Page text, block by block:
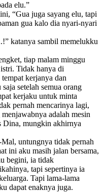
elu.”
“Gua juga sayang elu, tapi
gua kalo dia nyari-nyari
katanya sambil memelukku
tiap malam minggu
Tidak hanya di
kerjanya dan
setelah semua orang
kerjaku untuk minta
pernah mencarinya lagi,
adalah mesin
Dina, mungkin akhirnya
untungnya tidak pernah
ini aku masih jalan bersama,
begini, ia tidak
tapi sepertinya ia
Tapi lama-lama
dapat enaknya juga.